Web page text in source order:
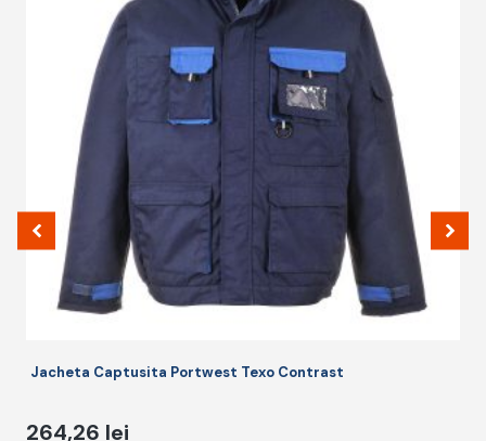
Jacheta Captusita Portwest Texo Contrast
264,26 lei